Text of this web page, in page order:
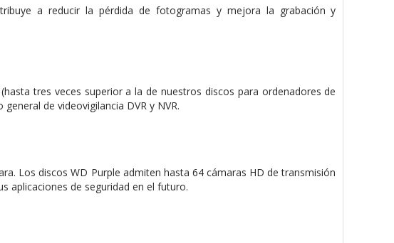
a reducir la pérdida de fotogramas y mejora la grabación y
tres veces superior a la de nuestros discos para ordenadores de
de videovigilancia DVR y NVR.
Los discos WD Purple admiten hasta 64 cámaras HD de transmisión
aplicaciones de seguridad en el futuro.